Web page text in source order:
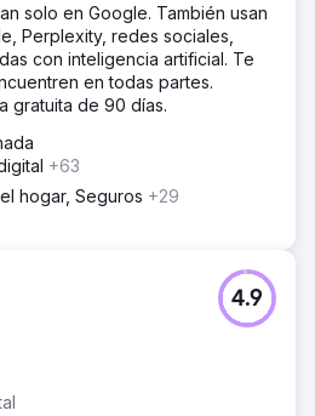
solo en Google. También usan
Perplexity, redes sociales,
con inteligencia artificial. Te
en todas partes.
gratuita de 90 días.
+63
hogar, Seguros +29
4.9